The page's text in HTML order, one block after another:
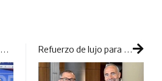
Cuartos de final con muchos alicientes: todas las favoritas dispuestas a pelear cada bola Refuerzo de lujo para el circuito WPT: Alex Corretja llega a su equipo directivo